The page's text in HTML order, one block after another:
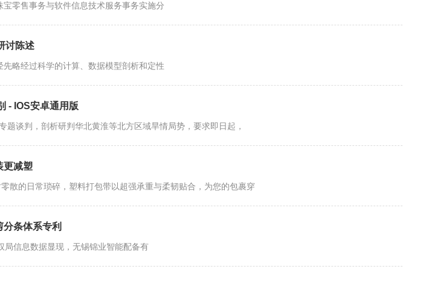
宝零售事务与软件信息技术服务事务实施分
讨陈述
先略经过科学的计算、数据模型剖析和定性
- IOS安卓通用版
题谈判，剖析研判华北黄淮等北方区域旱情局势，要求即日起，
更减塑
散的日常琐碎，塑料打包带以超强承重与柔韧贴合，为您的包裹穿
条体系专利
信息数据显现，无锡锦业智能配备有